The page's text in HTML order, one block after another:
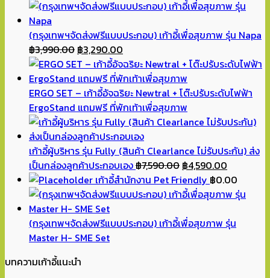
(กรุงเทพฯจัดส่งฟรีแบบประกอบ) เก้าอี้เพื่อสุขภาพ รุ่น Napa
฿3,990.00 Original
price
was:
฿3,990.00.
฿3,290.00
price
is:
฿3,290.00.
ERGO SET – เก้าอี้อัจฉริยะ Newtral + โต๊ะปรับระดับไฟฟ้า
ErgoStand แถมฟรี ที่พักเท้าเพื่อสุขภาพ
เก้าอี้ผู้บริหาร รุ่น Fully (สินค้า Clearlance ไม่รับประกัน) ส่ง
เป็นกล่องลูกค้าประกอบเอง฿7,590.00 Original
price
was:
฿4,590.00
price
is:
เก้าอี้สำนักงาน Pet Friendly ฿0.00
(กรุงเทพฯจัดส่งฟรีแบบประกอบ) เก้าอี้เพื่อสุขภาพ รุ่น
Master H- SME Set
บทความเก้าอี้แนะนำ